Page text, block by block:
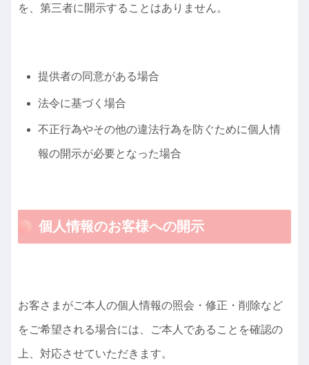
を、第三者に開示することはありません。
提供者の同意がある場合
法令に基づく場合
不正行為やその他の違法行為を防ぐために個人情
報の開示が必要となった場合
個人情報のお客様への開示
お客さまがご本人の個人情報の照会・修正・削除など
をご希望される場合には、ご本人であることを確認の
上、対応させていただきます。